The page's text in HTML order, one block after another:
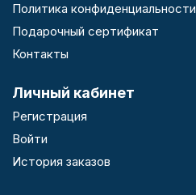
Политика конфиденциальности
Подарочный сертификат
Контакты
Личный кабинет
Регистрация
Войти
История заказов